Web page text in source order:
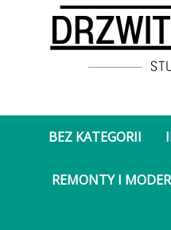
BEZ KATEGORII
REMONTY I